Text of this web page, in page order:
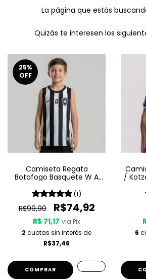
La página que estás
Quizás te interesen los
25%
OFF
Camiseta Regata
Botafogo Basquete W A
Listrada (1)
R$99,90 R$74,92
R$ 71,17 via Pix
2 cuotas sin interés de
R$37,46
COMPRAR
/
6